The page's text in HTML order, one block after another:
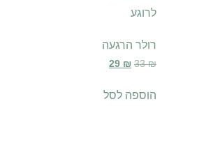
רולר הרגעה
33₪
29 ₪
הוספה לסל